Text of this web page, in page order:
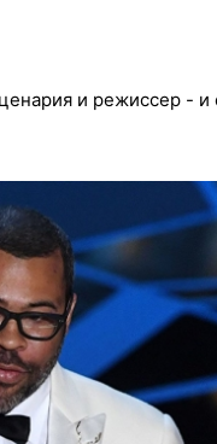
и режиссер - и